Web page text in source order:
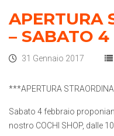
APERTURA
– SABATO
31 Gennaio 2017
***APERTURA
Sabato 4 febbraio
nostro COCHI SHOP, dalle